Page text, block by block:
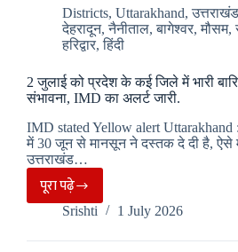
के
साथ
UK
Board
सिलेबस
भी
पढ़
सकेंगे
छात्र..
Districts, Uttarakhand,उत्तराखंड
देहरादून,नैनीताल,बागेश्वर,मौसम,
हरिद्वार,हिंदी
2 जुलाई को प्रदेश के कई जिले में भारी
संभावना, IMD का अलर्ट जारी.
IMD stated Yellow alert Uttarakhand
में 30 जून से मानसून ने दस्तक दे दी है, ऐसे
उत्तराखंड…
पूरा पढ़े
2
जुलाई
को
Srishti 1 July 2026